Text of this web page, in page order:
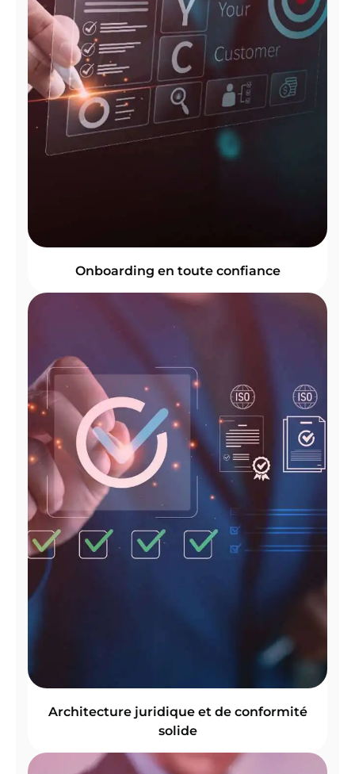
Onboarding en toute confiance
Architecture juridique et de conformité
solide